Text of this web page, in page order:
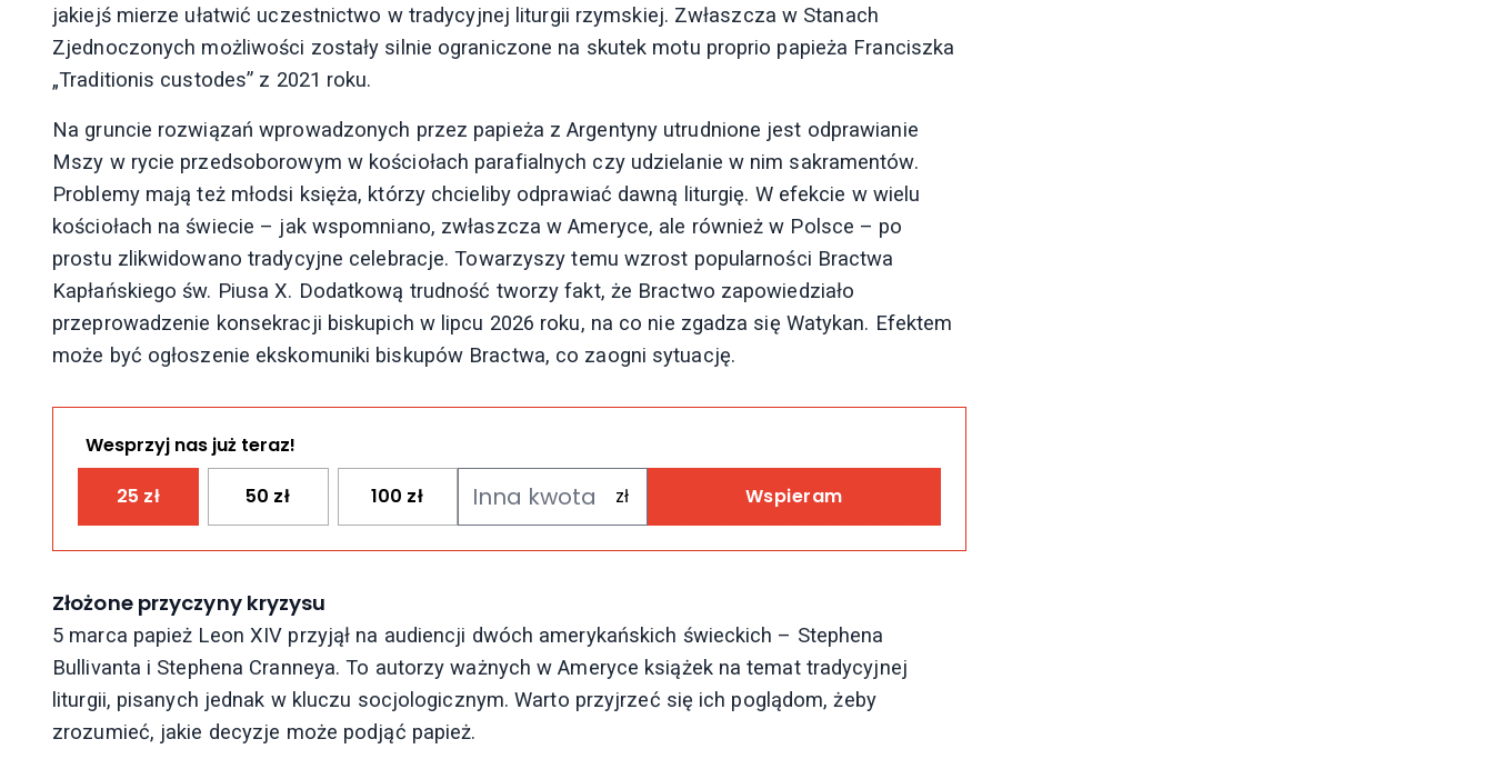
jakiejś mierze ułatwić uczestnictwo w tradycyjnej liturgii rzymskiej. Zwłaszcza w Stanach
Zjednoczonych możliwości zostały silnie ograniczone na skutek motu proprio papieża Franciszka
„Traditionis custodes” z 2021 roku.
Na gruncie rozwiązań wprowadzonych przez papieża z Argentyny utrudnione jest odprawianie
Mszy w rycie przedsoborowym w kościołach parafialnych czy udzielanie w nim sakramentów.
Problemy mają też młodsi księża, którzy chcieliby odprawiać dawną liturgię. W efekcie w wielu
kościołach na świecie – jak wspomniano, zwłaszcza w Ameryce, ale również w Polsce – po
prostu zlikwidowano tradycyjne celebracje. Towarzyszy temu wzrost popularności Bractwa
Kapłańskiego św. Piusa X. Dodatkową trudność tworzy fakt, że Bractwo zapowiedziało
przeprowadzenie konsekracji biskupich w lipcu 2026 roku, na co nie zgadza się Watykan. Efektem
może być ogłoszenie ekskomuniki biskupów Bractwa, co zaogni sytuację.
Wesprzyj nas już teraz!
25 zł 50 zł 100 zł Wspieram
Złożone przyczyny kryzysu
5 marca papież Leon XIV przyjął na audiencji dwóch amerykańskich świeckich – Stephena
Bullivanta i Stephena Cranneya. To autorzy ważnych w Ameryce książek na temat tradycyjnej
liturgii, pisanych jednak w kluczu socjologicznym. Warto przyjrzeć się ich poglądom, żeby
zrozumieć, jakie decyzje może podjąć papież.